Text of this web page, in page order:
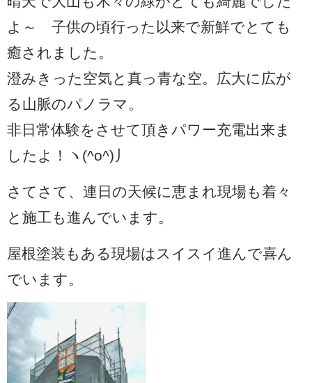
よ～ 子供の頃行った以来で新鮮でとても
癒されました。
澄みきった空気と真っ青な空。広大に広が
る山脈のパノラマ。
非日常体験をさせて頂きパワー充電出来ま
したよ！ヽ(^o^)丿
さてさて、連日の天候に恵まれ現場も着々
と施工も進んでいます。
屋根塗装もある現場はスイスイ進んで喜ん
でいます。